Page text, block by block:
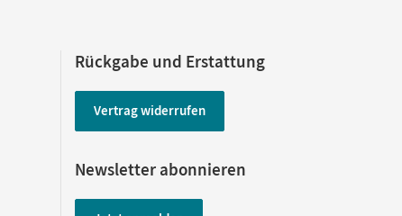
Rückgabe und Erstattung
Vertrag widerrufen
Newsletter abonnieren